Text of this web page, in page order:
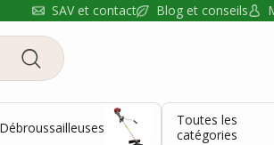
SAV et contact Blog et conseils
Toutes les
catégories